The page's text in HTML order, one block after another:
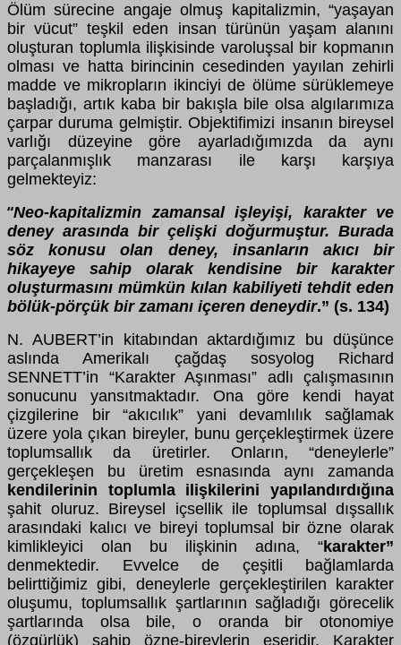
Ölüm sürecine angaje olmuş kapitalizmin, “yaşayan
bir vücut” teşkil eden insan türünün yaşam alanını
oluşturan toplumla ilişkisinde varoluşsal bir kopmanın
olması ve hatta birincinin cesedinden yayılan zehirli
madde ve mikropların ikinciyi de ölüme sürüklemeye
başladığı, artık kaba bir bakışla bile olsa algılarımıza
çarpar duruma gelmiştir. Objektifimizi insanın bireysel
varlığı düzeyine göre ayarladığımızda da aynı
parçalanmışlık manzarası ile karşı karşıya
gelmekteyiz:
“Neo-kapitalizmin zamansal işleyişi, karakter ve
deney arasında bir çelişki doğurmuştur. Burada
söz konusu olan deney, insanların akıcı bir
hikayeye sahip olarak kendisine bir karakter
oluşturmasını mümkün kılan kabiliyeti tehdit eden
bölük-pörçük bir zamanı içeren deneydir.” (s. 134)
N. AUBERT’in kitabından aktardığımız bu düşünce
aslında Amerikalı çağdaş sosyolog Richard
SENNETT’in “Karakter Aşınması” adlı çalışmasının
sonucunu yansıtmaktadır. Ona göre kendi hayat
çizgilerine bir “akıcılık” yani devamlılık sağlamak
üzere yola çıkan bireyler, bunu gerçekleştirmek üzere
toplumsallık da üretirler. Onların, “deneylerle”
gerçekleşen bu üretim esnasında aynı zamanda
kendilerinin toplumla ilişkilerini yapılandırdığına
şahit oluruz. Bireysel içsellik ile toplumsal dışsallık
arasındaki kalıcı ve bireyi toplumsal bir özne olarak
kimlikleyici olan bu ilişkinin adına, “karakter”
denmektedir. Evvelce de çeşitli bağlamlarda
belirttiğimiz gibi, deneylerle gerçekleştirilen karakter
oluşumu, toplumsallık şartlarının sağladığı görecelik
şartlarında olsa bile, o oranda bir otonomiye
(özgürlük) sahip özne-bireylerin eseridir. Karakter